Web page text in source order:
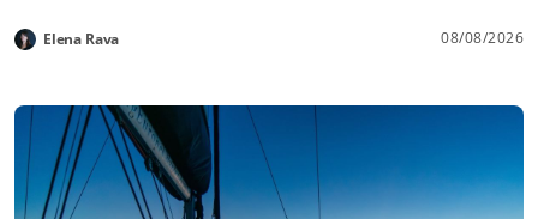
Elena Rava 08/08/2026